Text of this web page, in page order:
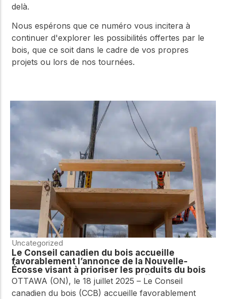
delà.
Nous espérons que ce numéro vous incitera à
continuer d'explorer les possibilités offertes par le
bois, que ce soit dans le cadre de vos propres
projets ou lors de nos tournées.
Uncategorized
Le Conseil canadien du bois accueille
favorablement l’annonce de la Nouvelle-
Écosse visant à prioriser les produits du bois
pour la construction et le chauffage des
bâtiments publics
OTTAWA (ON), le 18 juillet 2025 – Le Conseil
canadien du bois (CCB) accueille favorablement